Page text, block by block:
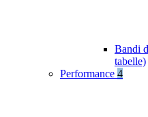
Bandi
tabelle)
Performance 4